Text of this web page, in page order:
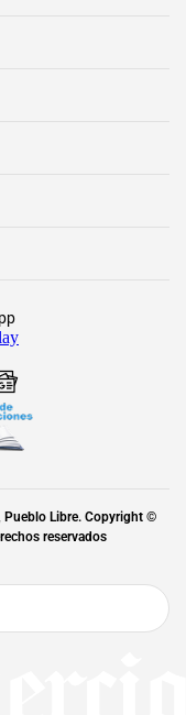
Pueblo Libre. Copyright ©
reservados